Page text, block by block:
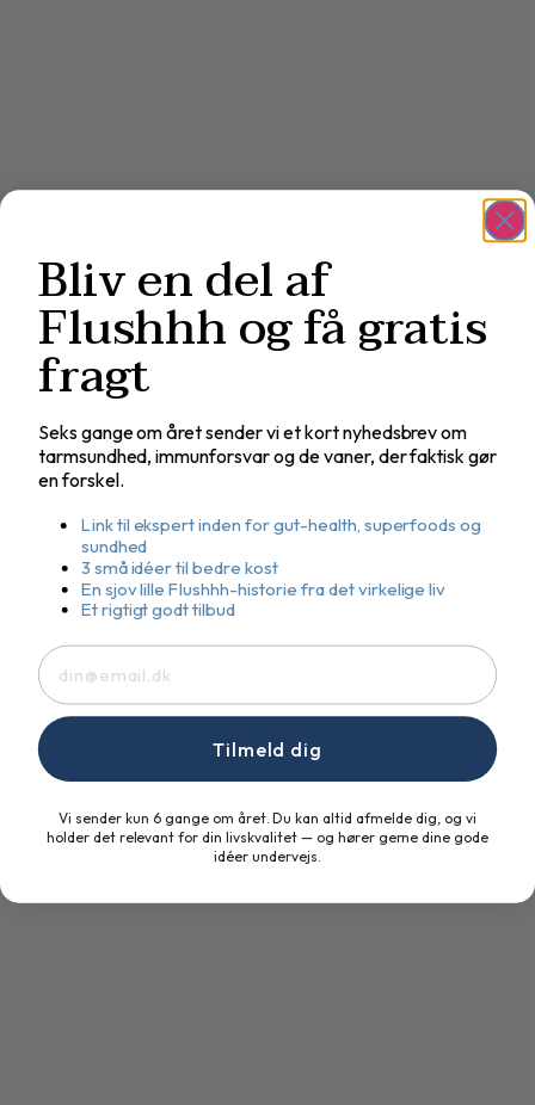
Bliv en del af
Flushhh og få gratis
fragt
Seks gange om året sender vi et kort nyhedsbrev om
tarmsundhed, immunforsvar og de vaner, der faktisk gør
en forskel.
Link til ekspert inden for gut-health, superfoods og
sundhed
3 små idéer til bedre kost
En sjov lille Flushhh-historie fra det virkelige liv
Et rigtigt godt tilbud
E-mail
Tilmeld dig
Vi sender kun 6 gange om året. Du kan altid afmelde dig, og vi
holder det relevant for din livskvalitet — og hører gerne dine gode
idéer undervejs.